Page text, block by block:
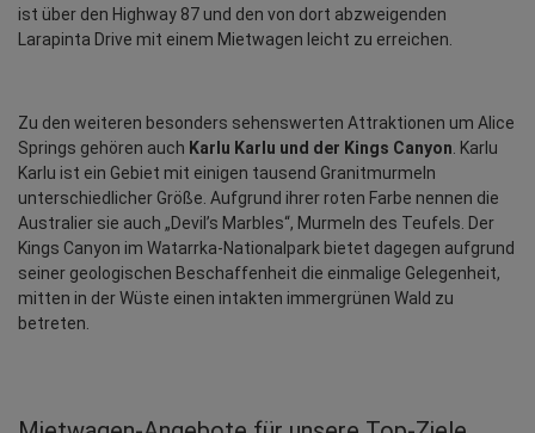
ist über den Highway 87 und den von dort abzweigenden
Larapinta Drive mit einem Mietwagen leicht zu erreichen.
Zu den weiteren besonders sehenswerten Attraktionen um Alice
Springs gehören auch Karlu Karlu und der Kings Canyon . Karlu
Karlu ist ein Gebiet mit einigen tausend Granitmurmeln
unterschiedlicher Größe. Aufgrund ihrer roten Farbe nennen die
Australier sie auch „Devil’s Marbles“, Murmeln des Teufels. Der
Kings Canyon im Watarrka-Nationalpark bietet dagegen aufgrund
seiner geologischen Beschaffenheit die einmalige Gelegenheit,
mitten in der Wüste einen intakten immergrünen Wald zu
betreten.